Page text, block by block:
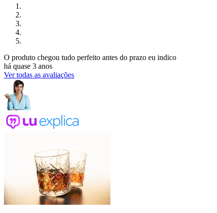
O produto chegou tudo perfeito antes do prazo eu indico
há quase 3 anos
Ver todas as avaliações